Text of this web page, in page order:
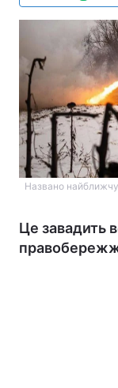
Названо найближчу
Це завадить